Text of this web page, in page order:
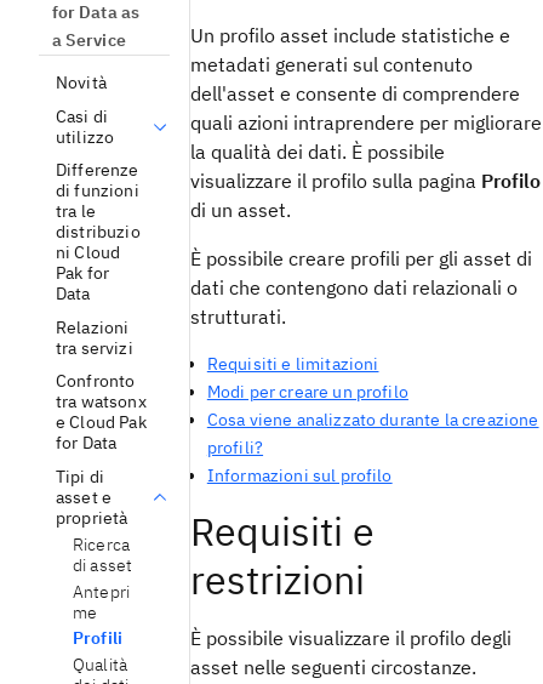
for Data as
a Service
Novità
Casi di
utilizzo
Differenze
di funzioni
tra le
distribuzio
ni Cloud
Pak for
Data
Relazioni
tra servizi
Confronto
tra watsonx
e Cloud Pak
for Data
Tipi di
asset e
proprietà
Ricerca
di asset
Antepri
me
Profili
Qualità
Un profilo asset include statistiche e
metadati generati sul contenuto
dell'asset e consente di comprendere
quali azioni intraprendere per migliorare
la qualità dei dati. È possibile
visualizzare il profilo sulla pagina Profilo
di un asset.
È possibile creare profili per gli asset di
dati che contengono dati relazionali o
strutturati.
Requisiti e limitazioni
Modi per creare un profilo
Cosa viene analizzato durante la creazione
profili?
Informazioni sul profilo
Requisiti e
restrizioni
È possibile visualizzare il profilo degli
asset nelle seguenti circostanze.